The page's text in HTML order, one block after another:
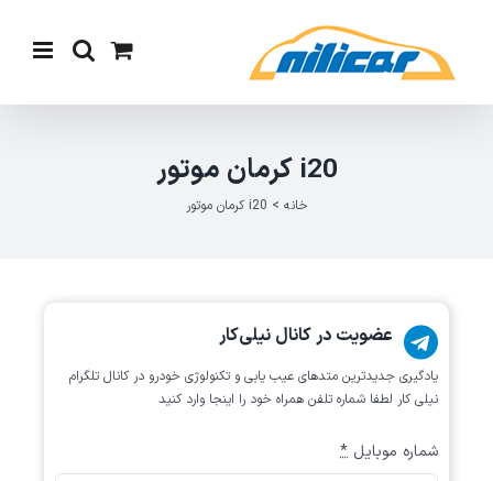
content
i20 کرمان موتور
خانه > i20 کرمان موتور
عضویت در کانال نیلی‌کار
یادگیری جدیدترین متد‌های عیب یابی‌ و تکنولوژی خودرو در کانال تلگرام
نیلی کار لطفا شماره تلفن همراه خود را اینجا وارد کنید
شماره موبایل *